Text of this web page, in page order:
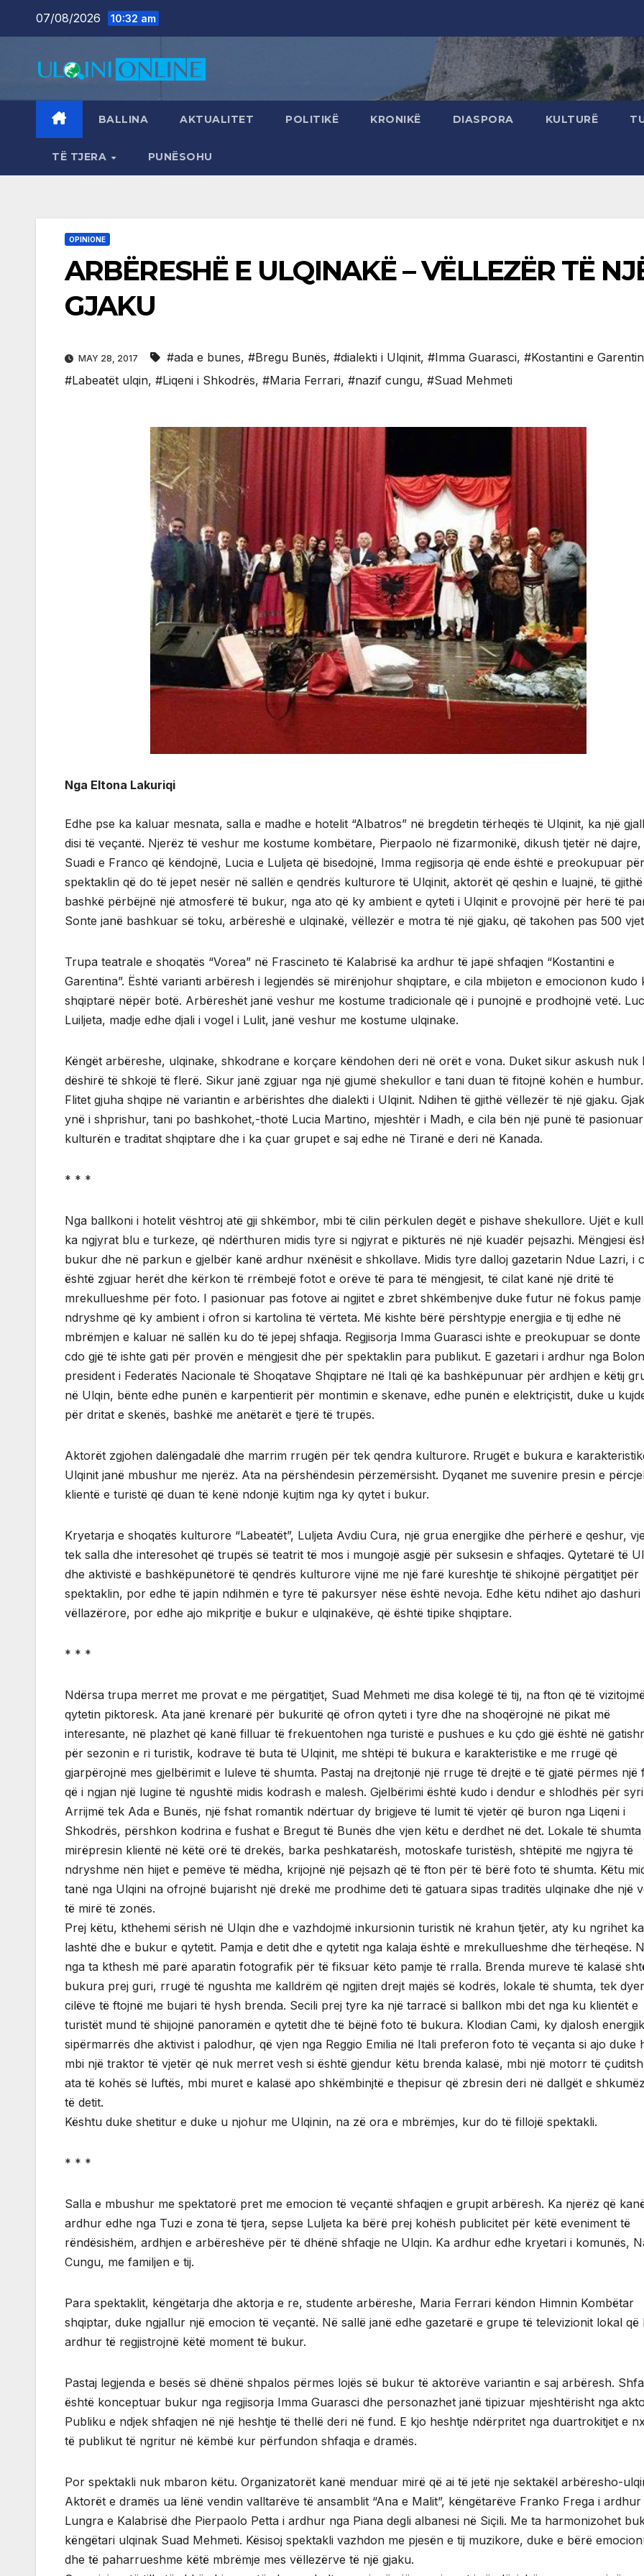
07/08/2026 10:32 am
BALLINA AKTUALITET POLITIKË KRONIKË DIASPORA KULTURË
TË TJERA PUNËSOHU
OPINIONE
ARBËRESHË E ULQINAKË – VËLLEZËR TË
GJAKU
MAY 28, 2017 #ada e bunes, #Bregu Bunës, #dialekti i Ulqinit, #Imma Guarasci, #Kostantini e
#Labeatët ulqin, #Liqeni i Shkodrës, #Maria Ferrari, #nazif cungu, #Suad Mehmeti
Nga Eltona Lakuriqi
Edhe pse ka kaluar mesnata, salla e madhe e hotelit “Albatros” në bregdetin tërheqës të Ulqinit, ka një
disi të veçantë. Njerëz të veshur me kostume kombëtare, Pierpaolo në fizarmonikë, dikush tjetër në dajre,
Suadi e Franco që këndojnë, Lucia e Luljeta që bisedojnë, Imma regjisorja që ende është e preokupuar për
spektaklin që do të jepet nesër në sallën e qendrës kulturore të Ulqinit, aktorët që qeshin e luajnë, të gjithë
bashkë përbëjnë një atmosferë të bukur, nga ato që ky ambient e qyteti i Ulqinit e provojnë për herë të
Sonte janë bashkuar së toku, arbëreshë e ulqinakë, vëllezër e motra të një gjaku, që takohen pas 500
Trupa teatrale e shoqatës “Vorea” në Frascineto të Kalabrisë ka ardhur të japë shfaqjen “Kostantini e
Garentina”. Është varianti arbëresh i legjendës së mirënjohur shqiptare, e cila mbijeton e emocionon kudo
shqiptarë nëpër botë. Arbëreshët janë veshur me kostume tradicionale që i punojnë e prodhojnë vetë.
Luiljeta, madje edhe djali i vogel i Lulit, janë veshur me kostume ulqinake.
Këngët arbëreshe, ulqinake, shkodrane e korçare këndohen deri në orët e vona. Duket sikur askush nuk
dëshirë të shkojë të flerë. Sikur janë zgjuar nga një gjumë shekullor e tani duan të fitojnë kohën e humbur.
Flitet gjuha shqipe në variantin e arbërishtes dhe dialekti i Ulqinit. Ndihen të gjithë vëllezër të një gjaku.
ynë i shprishur, tani po bashkohet,-thotë Lucia Martino, mjeshtër i Madh, e cila bën një punë të
kulturën e traditat shqiptare dhe i ka çuar grupet e saj edhe në Tiranë e deri në Kanada.
* * *
Nga ballkoni i hotelit vështroj atë gji shkëmbor, mbi të cilin përkulen degët e pishave shekullore. Ujët e
ka ngjyrat blu e turkeze, që ndërthuren midis tyre si ngjyrat e pikturës në një kuadër pejsazhi. Mëngjesi
bukur dhe në parkun e gjelbër kanë ardhur nxënësit e shkollave. Midis tyre dalloj gazetarin Ndue Lazri, i
është zgjuar herët dhe kërkon të rrëmbejë fotot e orëve të para të mëngjesit, të cilat kanë një dritë të
mrekullueshme për foto. I pasionuar pas fotove ai ngjitet e zbret shkëmbenjve duke futur në fokus pamje
ndryshme që ky ambient i ofron si kartolina të vërteta. Më kishte bërë përshtypje energjia e tij edhe në
mbrëmjen e kaluar në sallën ku do të jepej shfaqja. Regjisorja Imma Guarasci ishte e preokupuar se donte
cdo gjë të ishte gati për provën e mëngjesit dhe për spektaklin para publikut. E gazetari i ardhur nga
president i Federatës Nacionale të Shoqatave Shqiptare në Itali që ka bashkëpunuar për ardhjen e këtij
në Ulqin, bënte edhe punën e karpentierit për montimin e skenave, edhe punën e elektriçistit, duke u
për dritat e skenës, bashkë me anëtarët e tjerë të trupës.
Aktorët zgjohen dalëngadalë dhe marrim rrugën për tek qendra kulturore. Rrugët e bukura e
Ulqinit janë mbushur me njerëz. Ata na përshëndesin përzemërsisht. Dyqanet me suvenire presin e
klientë e turistë që duan të kenë ndonjë kujtim nga ky qytet i bukur.
Kryetarja e shoqatës kulturore “Labeatët”, Luljeta Avdiu Cura, një grua energjike dhe përherë e qeshur,
tek salla dhe interesohet që trupës së teatrit të mos i mungojë asgjë për suksesin e shfaqjes. Qytetarë të
dhe aktivistë e bashkëpunëtorë të qendrës kulturore vijnë me një farë kureshtje të shikojnë përgatitjet për
spektaklin, por edhe të japin ndihmën e tyre të pakursyer nëse është nevoja. Edhe këtu ndihet ajo dashuri
vëllazërore, por edhe ajo mikpritje e bukur e ulqinakëve, që është tipike shqiptare.
* * *
Ndërsa trupa merret me provat e me përgatitjet, Suad Mehmeti me disa kolegë të tij, na fton që të vizitojmë
qytetin piktoresk. Ata janë krenarë për bukuritë që ofron qyteti i tyre dhe na shoqërojnë në pikat më
interesante, në plazhet që kanë filluar të frekuentohen nga turistë e pushues e ku çdo gjë është në
për sezonin e ri turistik, kodrave të buta të Ulqinit, me shtëpi të bukura e karakteristike e me rrugë që
gjarpërojnë mes gjelbërimit e luleve të shumta. Pastaj na drejtonjë një rruge të drejtë e të gjatë përmes një
që i ngjan një lugine të ngushtë midis kodrash e malesh. Gjelbërimi është kudo i dendur e shlodhës për
Arrijmë tek Ada e Bunës, një fshat romantik ndërtuar dy brigjeve të lumit të vjetër që buron nga Liqeni i
Shkodrës, përshkon kodrina e fushat e Bregut të Bunës dhe vjen këtu e derdhet në det. Lokale të shumta
mirëpresin klientë në këtë orë të drekës, barka peshkatarësh, motoskafe turistësh, shtëpitë me ngjyra të
ndryshme nën hijet e pemëve të mëdha, krijojnë një pejsazh që të fton për të bërë foto të shumta. Këtu
tanë nga Ulqini na ofrojnë bujarisht një drekë me prodhime deti të gatuara sipas traditës ulqinake dhe një
të mirë të zonës.
Prej këtu, kthehemi sërish në Ulqin dhe e vazhdojmë inkursionin turistik në krahun tjetër, aty ku ngrihet
lashtë dhe e bukur e qytetit. Pamja e detit dhe e qytetit nga kalaja është e mrekullueshme dhe tërheqëse.
nga ta kthesh më parë aparatin fotografik për të fiksuar këto pamje të rralla. Brenda mureve të kalasë
bukura prej guri, rrugë të ngushta me kalldrëm që ngjiten drejt majës së kodrës, lokale të shumta, tek
cilëve të ftojnë me bujari të hysh brenda. Secili prej tyre ka një tarracë si ballkon mbi det nga ku klientët e
turistët mund të shijojnë panoramën e qytetit dhe të bëjnë foto të bukura. Klodian Cami, ky djalosh
sipërmarrës dhe aktivist i palodhur, që vjen nga Reggio Emilia në Itali preferon foto të veçanta si ajo duke
mbi një traktor të vjetër që nuk merret vesh si është gjendur këtu brenda kalasë, mbi një motorr të
ata të kohës së luftës, mbi muret e kalasë apo shkëmbinjtë e thepisur që zbresin deri në dallgët e
të detit.
Kështu duke shetitur e duke u njohur me Ulqinin, na zë ora e mbrëmjes, kur do të fillojë spektakli.
* * *
Salla e mbushur me spektatorë pret me emocion të veçantë shfaqjen e grupit arbëresh. Ka njerëz që
ardhur edhe nga Tuzi e zona të tjera, sepse Luljeta ka bërë prej kohësh publicitet për këtë eveniment të
rëndësishëm, ardhjen e arbëreshëve për të dhënë shfaqje ne Ulqin. Ka ardhur edhe kryetari i komunës,
Cungu, me familjen e tij.
Para spektaklit, këngëtarja dhe aktorja e re, studente arbëreshe, Maria Ferrari këndon Himnin Kombëtar
shqiptar, duke ngjallur një emocion të veçantë. Në sallë janë edhe gazetarë e grupe të televizionit lokal që
ardhur të regjistrojnë këtë moment të bukur.
Pastaj legjenda e besës së dhënë shpalos përmes lojës së bukur të aktorëve variantin e saj arbëresh.
është konceptuar bukur nga regjisorja Imma Guarasci dhe personazhet janë tipizuar mjeshtërisht nga
Publiku e ndjek shfaqjen në një heshtje të thellë deri në fund. E kjo heshtje ndërpritet nga duartrokitjet e
të publikut të ngritur në këmbë kur përfundon shfaqja e dramës.
Por spektakli nuk mbaron këtu. Organizatorët kanë menduar mirë që ai të jetë nje sektakël arbëresho-
Aktorët e dramës ua lënë vendin valltarëve të ansamblit “Ana e Malit”, këngëtarëve Franko Frega i ardhur
Lungra e Kalabrisë dhe Pierpaolo Petta i ardhur nga Piana degli albanesi në Siçili. Me ta harmonizohet
këngëtari ulqinak Suad Mehmeti. Kësisoj spektakli vazhdon me pjesën e tij muzikore, duke e bërë
dhe të paharrueshme këtë mbrëmje mes vëllezërve të një gjaku.